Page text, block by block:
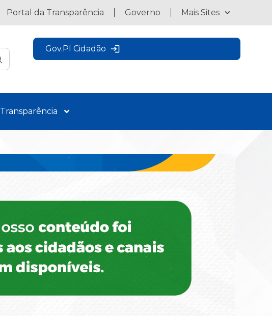
Portal da Transparência Governo Mais Sites
Gov.PI Cidadão
Transparência